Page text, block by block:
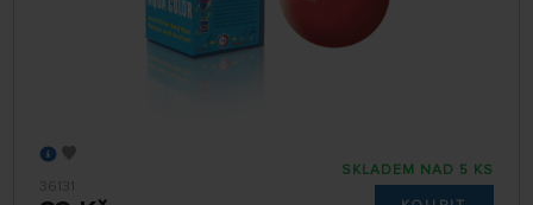
36131
SKLADEM NAD 5 KS